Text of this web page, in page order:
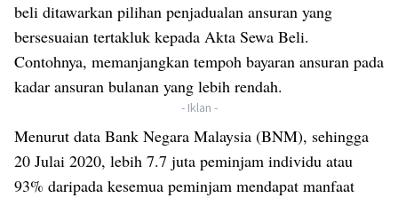
beli ditawarkan pilihan penjadualan ansuran yang
bersesuaian tertakluk kepada Akta Sewa Beli.
Contohnya, memanjangkan tempoh bayaran ansuran pada
kadar ansuran bulanan yang lebih rendah.
- Iklan -
Menurut data Bank Negara Malaysia (BNM), sehingga
20 Julai 2020, lebih 7.7 juta peminjam individu atau
93% daripada kesemua peminjam mendapat manfaat